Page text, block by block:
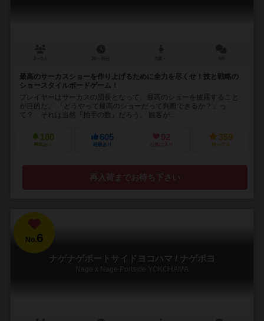
最高のサーカスショーを作り上げるために全力を尽くせ！技と戦略の
ショースタイルボードゲーム！
プレイヤーはサーカスの団長となって、最高のショーを披露すること
が目的だ。 「どうやって最高のショーだって判断できるか？」っ
て？ それは当然『拍手の数』だろう。 観客が...
180
興味あり
605
経験あり
92
お気に入り
359
持ってる
再入荷までお待ち下さい
No.6
ナゲナゲポートサイドヨコハマ / ナゲポヨ
Nage x Nage Portside YOKOHAMA